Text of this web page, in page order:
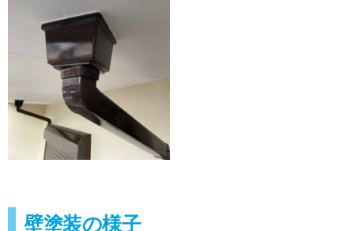
壁塗装の様子